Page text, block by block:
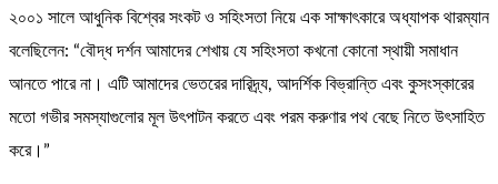
২০০১ সালে আধুনিক বিশ্বের সংকট ও সহিংসতা নিয়ে এক সাক্ষাৎকারে অধ্যাপক থারম্যান
বলেছিলেন: “বৌদ্ধ দর্শন আমাদের শেখায় যে সহিংসতা কখনো কোনো স্থায়ী সমাধান
আনতে পারে না। এটি আমাদের ভেতরের দারিদ্র্য, আদর্শিক বিভ্রান্তি এবং কুসংস্কারের
মতো গভীর সমস্যাগুলোর মূল উৎপাটন করতে এবং পরম করুণার পথ বেছে নিতে উৎসাহিত
করে।”